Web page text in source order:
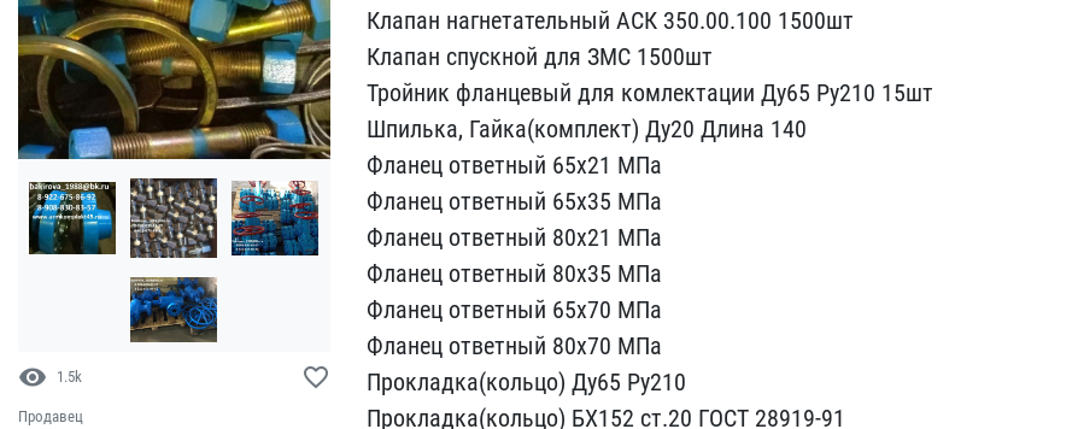
visibility 1.5k favorite_border
Продавец
Клапан нагнетательны​й АСК 350.00.100 1500шт
​Клапан спускной для ЗМС ​1500шт
Тройник фланцевый​ для комлектации Ду65 Ру​210 15шт
Шпилька, Гайка(​комплект) Ду20 Длина 140​
Фланец ответный 65х21 ​МПа
Фланец ответный 65х3​5 МПа
Фланец ответный 80​х21 МПа
Фланец ответный ​80х35 МПа
Фланец ответны​й 65х70 МПа
Фланец ответ​ный 80х70 МПа
Прокладка(​кольцо) Ду65 Ру210
Прок​ладка(кольцо) БХ152 ст.2​0 ГОСТ 28919-91